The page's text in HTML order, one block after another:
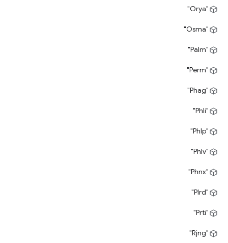
"Orya"
"Osma"
"Palm"
"Perm"
"Phag"
"Phli"
"Phlp"
"Phlv"
"Phnx"
"Plrd"
"Prti"
"Rjng"